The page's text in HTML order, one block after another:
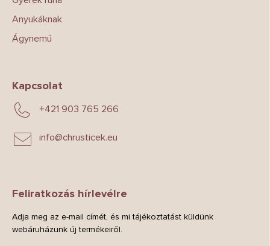
Anyukáknak
Ágynemű
Kapcsolat
info@chrusticek.eu
+421 903 765 266
Feliratkozás hírlevélre
Adja meg az e-mail címét, és mi tájékoztatást küldünk
webáruházunk új termékeiről.